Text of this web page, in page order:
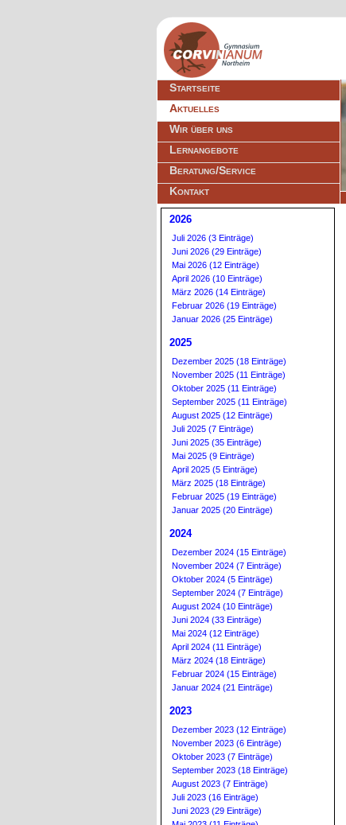
Navigation
überspringen
Startseite
Aktuelles
Wir über uns
Lernangebote
Beratung/Service
Kontakt
2026
Juli 2026 (3 Einträge)
Juni 2026 (29 Einträge)
Mai 2026 (12 Einträge)
April 2026 (10 Einträge)
März 2026 (14 Einträge)
Februar 2026 (19 Einträge)
Januar 2026 (25 Einträge)
2025
Dezember 2025 (18 Einträge)
November 2025 (11 Einträge)
Oktober 2025 (11 Einträge)
September 2025 (11 Einträge)
August 2025 (12 Einträge)
Juli 2025 (7 Einträge)
Juni 2025 (35 Einträge)
Mai 2025 (9 Einträge)
April 2025 (5 Einträge)
März 2025 (18 Einträge)
Februar 2025 (19 Einträge)
Januar 2025 (20 Einträge)
2024
Dezember 2024 (15 Einträge)
November 2024 (7 Einträge)
Oktober 2024 (5 Einträge)
September 2024 (7 Einträge)
August 2024 (10 Einträge)
Juni 2024 (33 Einträge)
Mai 2024 (12 Einträge)
April 2024 (11 Einträge)
März 2024 (18 Einträge)
Februar 2024 (15 Einträge)
Januar 2024 (21 Einträge)
2023
Dezember 2023 (12 Einträge)
November 2023 (6 Einträge)
Oktober 2023 (7 Einträge)
September 2023 (18 Einträge)
August 2023 (7 Einträge)
Juli 2023 (16 Einträge)
Juni 2023 (29 Einträge)